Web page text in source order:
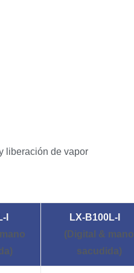
liberación de vapor
-I
LX-B100L-I
(Digital & mano
sacudida)